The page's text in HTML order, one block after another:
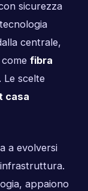
sicurezza
centrale,
fibra
Le scelte
casa
a evolversi
appaiono